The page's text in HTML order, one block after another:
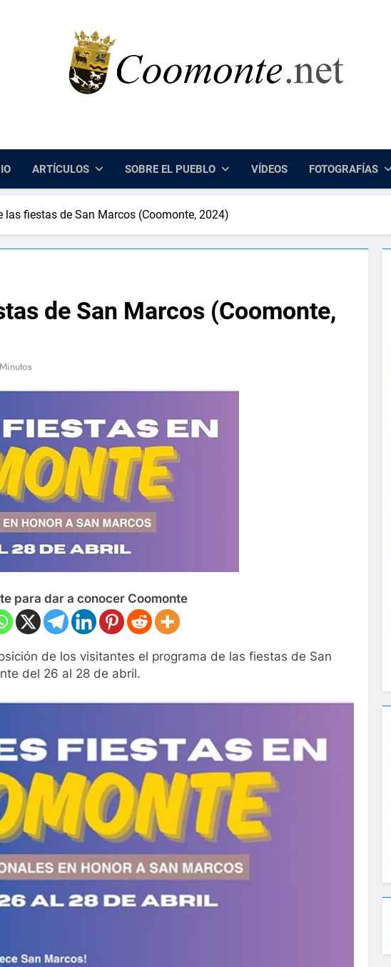
Coomonte.net |
ARTÍCULOS SOBRE EL PUEBLO VÍDEOS FOTOGRAFÍAS
las fiestas de San Marcos (Coomonte, 2024)
de San Marcos (Coomonte,
para dar a conocer Coomonte
de los visitantes el programa de las fiestas de San
del 26 al 28 de abril.